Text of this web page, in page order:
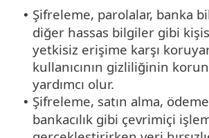
• Şifreleme, parolalar, banka
diğer hassas bilgiler gibi
yetkisiz erişime karşı
kullanıcının gizliliğinin
yardımcı olur.
• Şifreleme, satın alma,
bankacılık gibi çevrimiçi